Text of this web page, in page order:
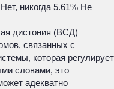
никогда 5.61% Не
дистония (ВСД)
связанных с
которая регулирует
словами, это
адекватно